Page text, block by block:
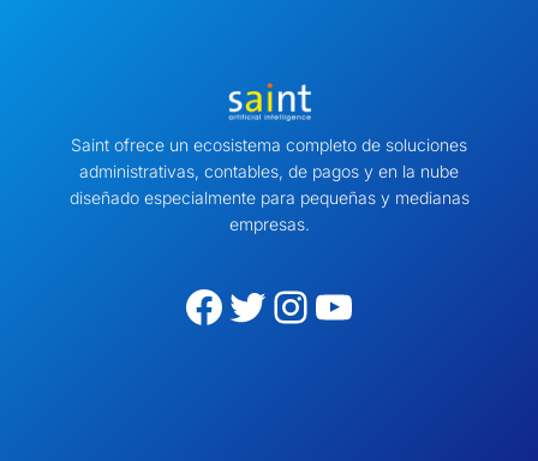
Saint ofrece un ecosistema completo de soluciones
administrativas, contables, de pagos y en la nube
diseñado especialmente para pequeñas y medianas
empresas.
Facebook Twitter Instagram YouTube